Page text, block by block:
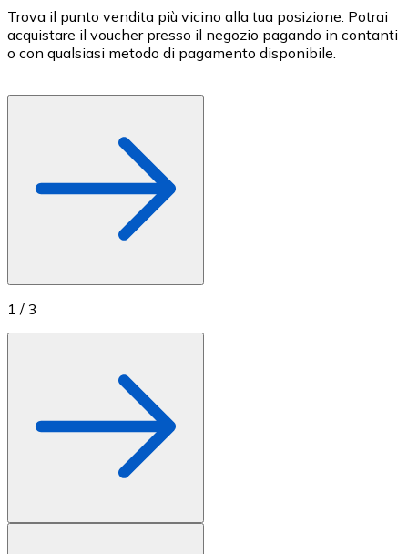
Negozio - Carte regalo
Nuovo
Trova il punto vendita più vicino alla tua posizione. Potrai
acquistare il voucher presso il negozio pagando in contanti
o con qualsiasi metodo di pagamento disponibile.
1 / 3